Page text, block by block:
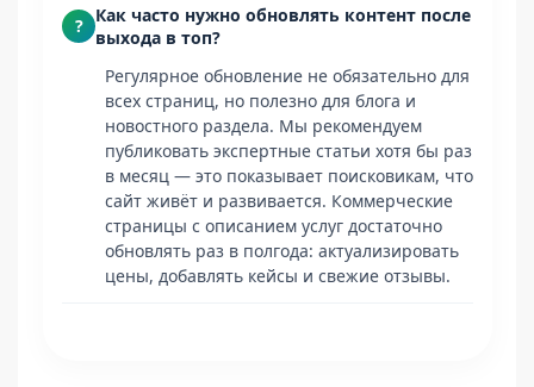
?
Как часто нужно обновлять контент после
выхода в топ?
Регулярное обновление не обязательно для
всех страниц, но полезно для блога и
новостного раздела. Мы рекомендуем
публиковать экспертные статьи хотя бы раз
в месяц — это показывает поисковикам, что
сайт живёт и развивается. Коммерческие
страницы с описанием услуг достаточно
обновлять раз в полгода: актуализировать
цены, добавлять кейсы и свежие отзывы.